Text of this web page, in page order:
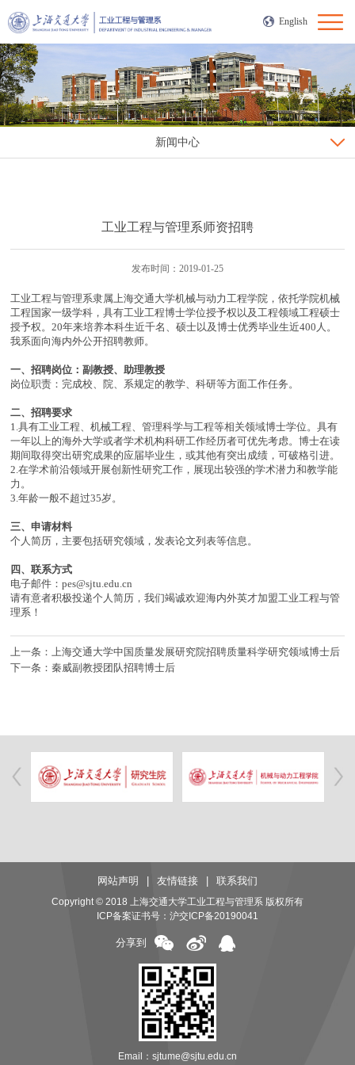
English
新闻中心
工业工程与管理系师资招聘
发布时间：2019-01-25
工业工程与管理系隶属上海交通大学机械与动力工程学院，依托学院机械
工程国家一级学科，具有工业工程博士学位授予权以及工程领域工程硕士
授予权。20年来培养本科生近千名、硕士以及博士优秀毕业生近400人。
我系面向海内外公开招聘教师。
一、招聘岗位：副教授、助理教授
岗位职责：完成校、院、系规定的教学、科研等方面工作任务。
二、招聘要求
1.具有工业工程、机械工程、管理科学与工程等相关领域博士学位。具有
一年以上的海外大学或者学术机构科研工作经历者可优先考虑。博士在读
期间取得突出研究成果的应届毕业生，或其他有突出成绩，可破格引进。
2.在学术前沿领域开展创新性研究工作，展现出较强的学术潜力和教学能
力。
3.年龄一般不超过35岁。
三、申请材料
个人简历，主要包括研究领域，发表论文列表等信息。
四、联系方式
电子邮件：pes@sjtu.edu.cn
请有意者积极投递个人简历，我们竭诚欢迎海内外英才加盟工业工程与管
理系！
上一条：上海交通大学中国质量发展研究院招聘质量科学研究领域博士后
下一条：秦威副教授团队招聘博士后
网站声明 | 友情链接 | 联系我们
Copyright © 2018 上海交通大学工业工程与管理系 版权所有
ICP备案证书号： 沪交ICP备20190041
分享到
Email：sjtume@sjtu.edu.cn